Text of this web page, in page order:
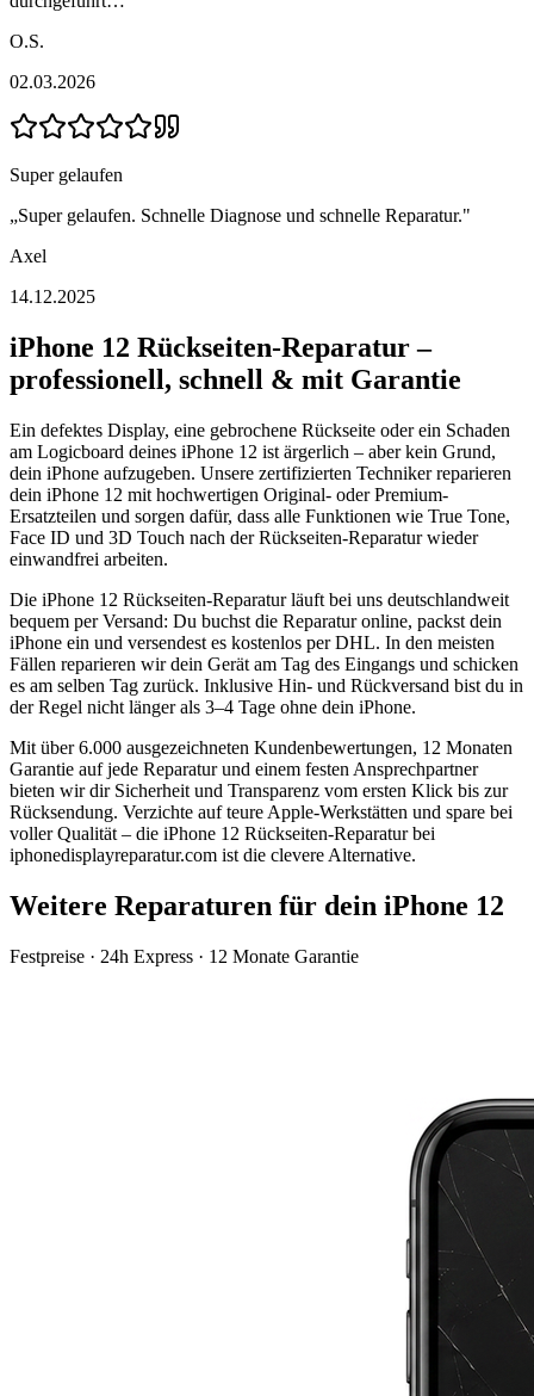
O.S.
02.03.2026
Super gelaufen
„Super gelaufen. Schnelle Diagnose und schnelle Reparatur."
Axel
14.12.2025
iPhone 12 Rückseiten-Reparatur–
professionell, schnell & mit Garantie
Ein defektes Display, eine gebrochene Rückseite oder ein Schaden
am Logicboard deines iPhone 12 ist ärgerlich – aber kein Grund,
dein iPhone aufzugeben. Unsere zertifizierten Techniker reparieren
dein iPhone 12 mit hochwertigen Original- oder Premium-
Ersatzteilen und sorgen dafür, dass alle Funktionen wie True Tone,
Face ID und 3D Touch nach derRückseiten-Reparaturwieder
einwandfrei arbeiten.
Die iPhone 12 Rückseiten-Reparaturläuft bei uns deutschlandweit
bequem per Versand: Du buchst die Reparatur online, packst dein
iPhone ein und versendest es kostenlos per DHL. In den meisten
Fällen reparieren wir dein Gerät am Tag des Eingangs und schicken
es am selben Tag zurück. Inklusive Hin- und Rückversand bist du in
der Regel nicht länger als 3–4 Tage ohne dein iPhone.
Mit über 6.000 ausgezeichneten Kundenbewertungen, 12 Monaten
Garantie auf jede Reparatur und einem festen Ansprechpartner
bieten wir dir Sicherheit und Transparenz vom ersten Klick bis zur
Rücksendung. Verzichte auf teure Apple-Werkstätten und spare bei
voller Qualität – die iPhone 12 Rückseiten-Reparaturbei
iphonedisplayreparatur.com ist die clevere Alternative.
Weitere Reparaturen für dein iPhone 12
Festpreise · 24h Express · 12 Monate Garantie